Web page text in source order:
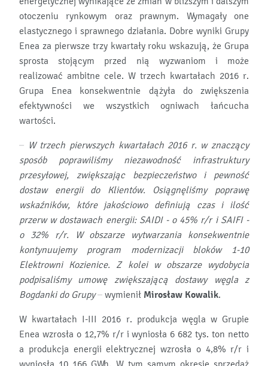
otoczeniu rynkowym oraz prawnym. Wymagały one
elastycznego i sprawnego działania. Dobre wyniki Grupy
Enea za pierwsze trzy kwartały roku wskazują, że Grupa
sprosta stojącym przed nią wyzwaniom i może
realizować ambitne cele. W trzech kwartałach 2016 r.
Grupa Enea konsekwentnie dążyła do zwiększenia
efektywności we wszystkich ogniwach łańcucha
wartości.
– W trzech pierwszych kwartałach 2016 r. w znaczący
sposób poprawiliśmy niezawodność infrastruktury
przesyłowej, zwiększając bezpieczeństwo i pewność
dostaw energii do Klientów. Osiągnęliśmy poprawę
wskaźników, które jakościowo definiują czas i ilość
przerw w dostawach energii: SAIDI - o 45% r/r i SAIFI -
o 32% r/r. W obszarze wytwarzania konsekwentnie
kontynuujemy program modernizacji bloków 1-10
Elektrowni Kozienice. Z kolei w obszarze wydobycia
podpisaliśmy umowę zwiększającą dostawy węgla z
Bogdanki do Grupy – wymienił Mirosław Kowalik.
W kwartałach I-III 2016 r. produkcja węgla w Grupie
Enea wzrosła o 12,7% r/r i wyniosła 6 682 tys. ton netto
a produkcja energii elektrycznej wzrosła o 4,8% r/r i